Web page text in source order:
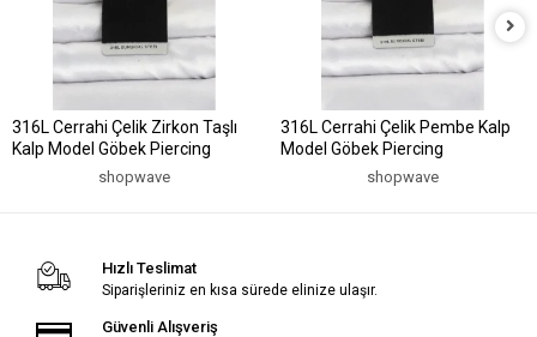
316L Cerrahi Çelik Zirkon Taşlı
Kalp Model Göbek Piercing
shopwave
316L Cerrahi Çelik Pembe Kalp
Model Göbek Piercing
shopwave
Hızlı Teslimat
Siparişleriniz en kısa sürede elinize ulaşır.
Güvenli Alışveriş